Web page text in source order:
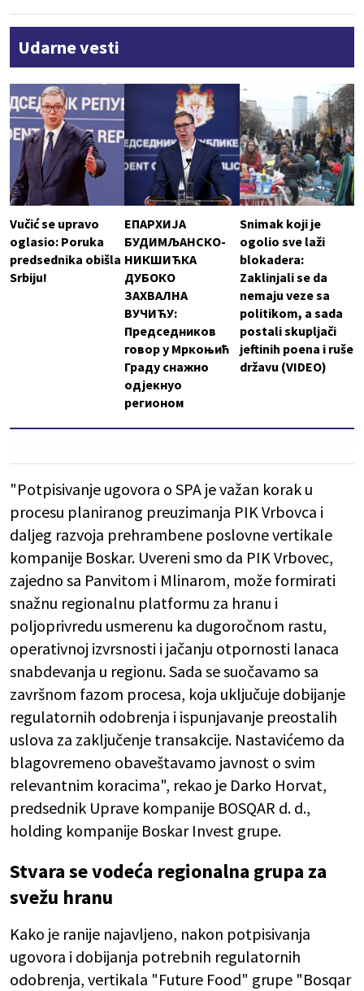
Udarne vesti
Vučić se upravo
oglasio: Poruka
predsednika obišla
Srbiju!
ЕПАРХИЈА
БУДИМЉАНСКО-
НИКШИЋКА
ДУБОКО
ЗАХВАЛНА
ВУЧИЋУ:
Председников
говор у Мркоњић
Граду снажно
одјекнуо
регионом
Snimak koji je
ogolio sve laži
blokadera:
Zaklinjali se da
nemaju veze sa
politikom, a sada
postali skupljači
jeftinih poena i ruše
državu (VIDEO)
"Potpisivanje ugovora o SPA je važan korak u
procesu planiranog preuzimanja PIK Vrbovca i
daljeg razvoja prehrambene poslovne vertikale
kompanije Boskar. Uvereni smo da PIK Vrbovec,
zajedno sa Panvitom i Mlinarom, može formirati
snažnu regionalnu platformu za hranu i
poljoprivredu usmerenu ka dugoročnom rastu,
operativnoj izvrsnosti i jačanju otpornosti lanaca
snabdevanja u regionu. Sada se suočavamo sa
završnom fazom procesa, koja uključuje dobijanje
regulatornih odobrenja i ispunjavanje preostalih
uslova za zaključenje transakcije. Nastavićemo da
blagovremeno obaveštavamo javnost o svim
relevantnim koracima", rekao je Darko Horvat,
predsednik Uprave kompanije BOSQAR d. d.,
holding kompanije Boskar Invest grupe.
Stvara se vodeća regionalna grupa za
svežu hranu
Kako je ranije najavljeno, nakon potpisivanja
ugovora i dobijanja potrebnih regulatornih
odobrenja, vertikala "Future Food" grupe "Bosqar